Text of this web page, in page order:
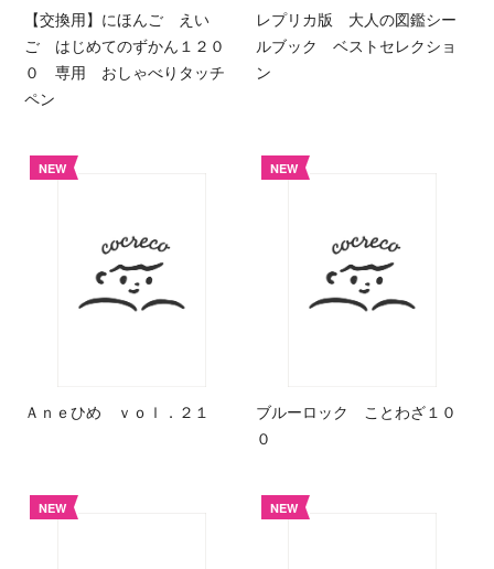
【交換用】にほんご えい
ご はじめてのずかん１２０
０ 専用 おしゃべりタッチ
ペン
レプリカ版 大人の図鑑シー
ルブック ベストセレクショ
ン
NEW
Ａｎｅひめ ｖｏｌ．２１
NEW
ブルーロック ことわざ１０
０
NEW NEW